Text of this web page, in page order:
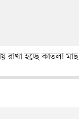
হচ্ছে কাতলা মাছ